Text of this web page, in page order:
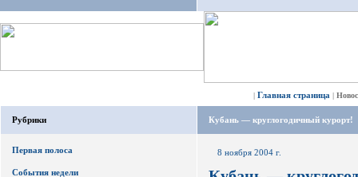
| Главная страница |
Рубрики
Первая полоса
События недели
Кубань — круглогодичный курорт!
8 ноября 2004 г.